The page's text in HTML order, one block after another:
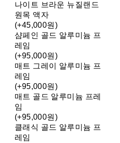
나이트 브라운 뉴질랜드
원목 액자
(+45,000원)
샴페인 골드 알루미늄 프
레임
(+95,000원)
매트 그레이 알루미늄 프
레임
(+95,000원)
매트 골드 알루미늄 프레
임
(+95,000원)
클래식 골드 알루미늄 프
레임